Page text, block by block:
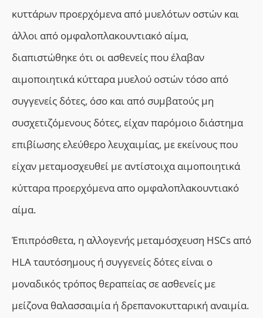
κυττάρων προερχόμενα από μυελότων οστών και
άλλοι από ομφαλοπλακουντιακό αίμα,
διαπιστώθηκε ότι οι ασθενείς που έλαβαν
αιμοποιητικά κύτταρα μυελού οστών τόσο από
συγγενείς δότες, όσο και από συμβατούς μη
συσχετιζόμενους δότες, είχαν παρόμοιο διάστημα
επιβίωσης ελεύθερο λευχαιμίας, με εκείνους που
είχαν μεταμοσχευθεί με αντίστοιχα αιμοποιητικά
κύτταρα προερχόμενα απο ομφαλοπλακουντιακό
αίμα.
Έπιπρόσθετα, η αλλογενής μεταμόσχευση HSCs από
HLA ταυτόσημους ή συγγενείς δότες είναι ο
μοναδικός τρόπος θεραπείας σε ασθενείς με
μείζονα θαλασσαιμία ή δρεπανοκυτταρική αναιμία.